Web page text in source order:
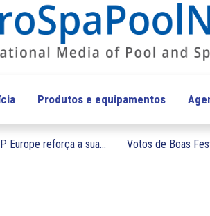
Produtos e equipamentos
Europe reforça a sua... Votos de Boas